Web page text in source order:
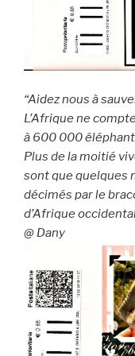
“Aidez nous à
L’Afrique ne
à 600 000
Plus de la moitié
sont que quelques
décimés par le
d’Afrique
@ Dany